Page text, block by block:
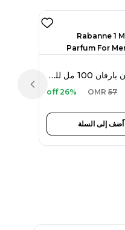
رابان 1 مليون بارفان 100 مل للرجال
OMR 57
26% off
أضف إلى السلة
Previous slide